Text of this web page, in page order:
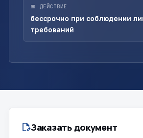
📅 ДЕЙСТВИЕ
бессрочно при соблюдении
требований
edit_documentЗаказать документ